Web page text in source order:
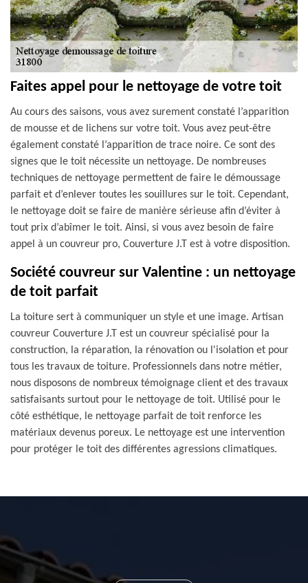
Faites appel pour le nettoyage de votre toit
Au cours des saisons, vous avez surement constaté l’apparition
de mousse et de lichens sur votre toit. Vous avez peut-être
également constaté l’apparition de trace noire. Ce sont des
signes que le toit nécessite un nettoyage. De nombreuses
techniques de nettoyage permettent de faire le démoussage
parfait et d’enlever toutes les souillures sur le toit. Cependant,
le nettoyage doit se faire de manière sérieuse afin d’éviter à
tout prix d’abîmer le toit. Ainsi, si vous avez besoin de faire
appel à un couvreur pro, Couverture J.T est à votre disposition.
Société couvreur sur Valentine : un nettoyage
de toit parfait
La toiture sert à communiquer un style et une image. Artisan
couvreur Couverture J.T est un couvreur spécialisé pour la
construction, la réparation, la rénovation ou l'isolation et pour
tous les travaux de toiture. Professionnels dans notre métier,
nous disposons de nombreux témoignage client et des travaux
satisfaisants surtout pour le nettoyage de toit. Utilisé pour le
côté esthétique, le nettoyage parfait de toit renforce les
matériaux devenus poreux. Le nettoyage est une intervention
pour protéger le toit des différentes agressions climatiques.